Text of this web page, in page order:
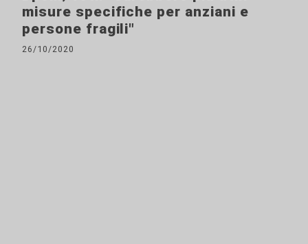
misure specifiche per anziani e
persone fragili"
26/10/2020